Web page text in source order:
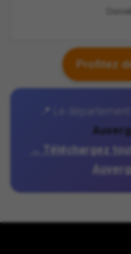
Profitez
📍 Le département
→ Téléchargez